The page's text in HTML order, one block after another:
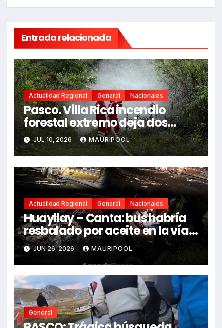
Entrada relacionada
Actualidad Regional General Nacionales
Pasco. Villa Rica incendio
forestal extremo deja dos
fallecidos y heridos
JUL 10, 2026 MAURIPOOL
Actualidad Regional General Nacionales
Huayllay – Canta: bus habría
resbalado por aceite en la vía e
impactó auto siniestrado
dejando dos fallecidos
JUN 26, 2026 MAURIPOOL
General